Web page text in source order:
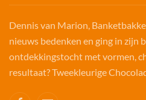
Dennis van Marion,
nieuws bedenken en ging in zijn
ontdekkingstocht met vormen,
resultaat? Tweekleurige